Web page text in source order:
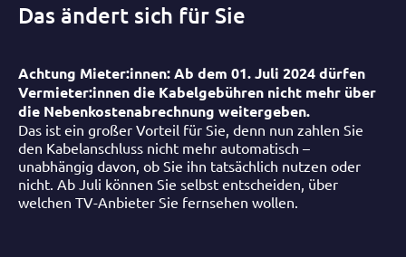
Das ändert sich für Sie
Achtung Mieter:innen: Ab dem 01. Juli 2024 dürfen
Vermieter:innen die Kabelgebühren nicht mehr über
die Nebenkostenabrechnung weitergeben.
Das ist ein großer Vorteil für Sie, denn nun zahlen Sie
den Kabelanschluss nicht mehr automatisch –
unabhängig davon, ob Sie ihn tatsächlich nutzen oder
nicht. Ab Juli können Sie selbst entscheiden, über
welchen TV-Anbieter Sie fernsehen wollen.